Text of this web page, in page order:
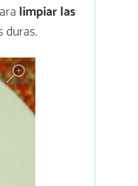
limpiar las
duras.